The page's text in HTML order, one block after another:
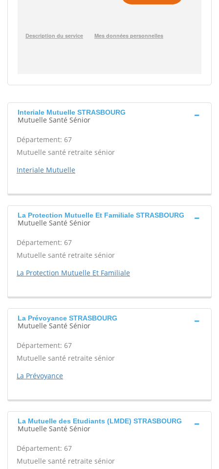
Interiale Mutuelle STRASBOURG
Mutuelle Santé Sénior
Département: 67
Mutuelle santé retraite sénior
Interiale Mutuelle
La Protection Mutuelle Et Familiale STRASBOURG
Mutuelle Santé Sénior
Département: 67
Mutuelle santé retraite sénior
La Protection Mutuelle Et Familiale
La Prévoyance STRASBOURG
Mutuelle Santé Sénior
Département: 67
Mutuelle santé retraite sénior
La Prévoyance
La Mutuelle des Etudiants (LMDE) STRASBOURG
Mutuelle Santé Sénior
Département: 67
Mutuelle santé retraite sénior